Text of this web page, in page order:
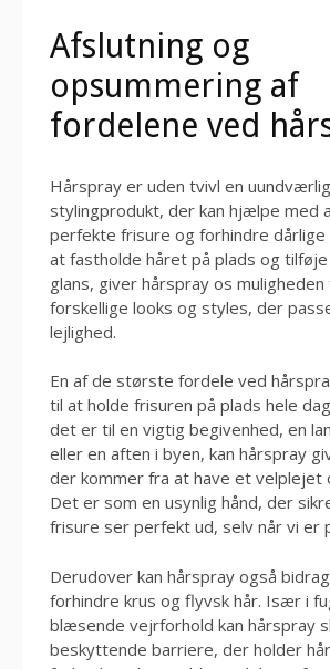
Afslutning og
opsummering af
fordelene ved
Hårspray er uden tvivl en uundværlig
stylingprodukt, der kan hjælpe med
perfekte frisure og forhindre dårlige
at fastholde håret på plads og
glans, giver hårspray os
forskellige looks og styles, der
lejlighed.
En af de største fordele ved
til at holde frisuren på plads hele
det er til en vigtig begivenhed, en
eller en aften i byen, kan hårspray
der kommer fra at have et velplejet
Det er som en usynlig hånd, der
frisure ser perfekt ud, selv når vi er
Derudover kan hårspray også
forhindre krus og flyvsk hår. Især i
blæsende vejrforhold kan hårspray
beskyttende barriere, der holder